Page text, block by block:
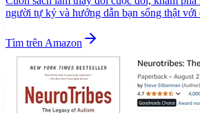
người tự kỷ và hướng dẫn bạn sống thật với
Tìm trên Amazon